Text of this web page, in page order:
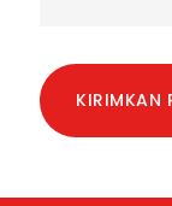
KIRIMKAN